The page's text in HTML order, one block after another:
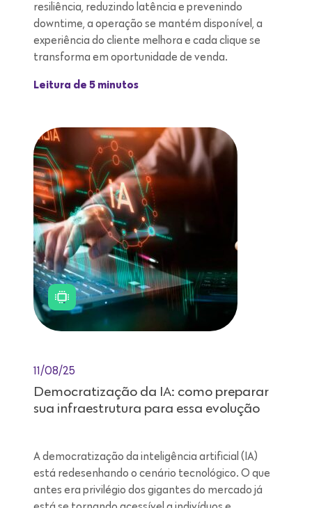
resiliência, reduzindo latência e prevenindo
downtime, a operação se mantém disponível, a
experiência do cliente melhora e cada clique se
transforma em oportunidade de venda.
Leitura de 5 minutos
11/08/25
Democratização da IA: como preparar
sua infraestrutura para essa evolução
A democratização da inteligência artificial (IA)
está redesenhando o cenário tecnológico. O que
antes era privilégio dos gigantes do mercado já